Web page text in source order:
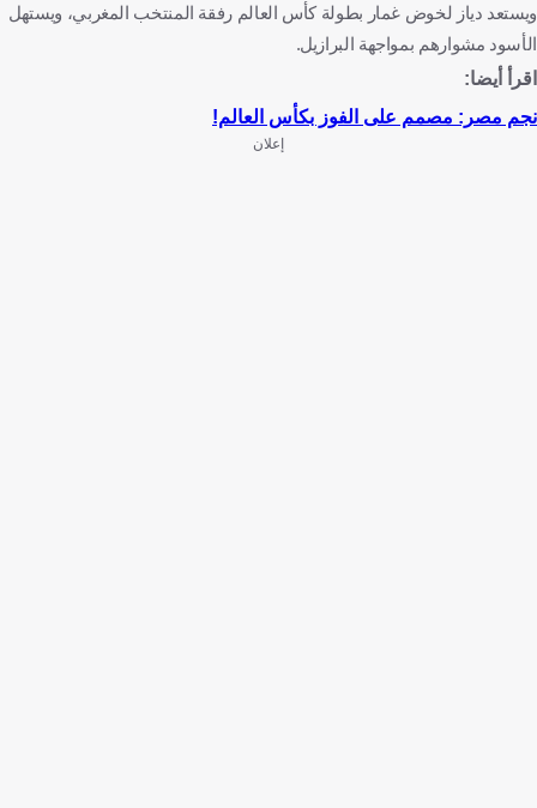
ويستعد دياز لخوض غمار بطولة كأس العالم رفقة المنتخب المغربي، ويستهل
الأسود مشوارهم بمواجهة البرازيل.
اقرأ أيضا:
نجم مصر: مصمم على الفوز بكأس العالم!
إعلان